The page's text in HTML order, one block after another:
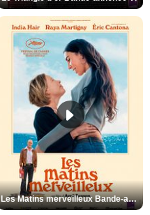
Les Matins merveilleux Bande-annonce VF